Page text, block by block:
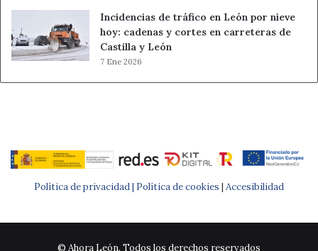
Incidencias de tráfico en León por nieve
hoy: cadenas y cortes en carreteras de
Castilla y León
7 Ene 2026
Política de privacidad | Política de cookies | Accesibilidad
© Ahora León. Todos los derechos reservados